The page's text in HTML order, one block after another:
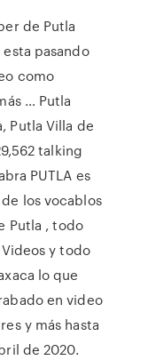
de Putla
pasando
como
… Putla
Putla Villa de
talking
PUTLA es
los vocablos
Putla , todo
y todo
lo que
en video
y más hasta
de 2020.